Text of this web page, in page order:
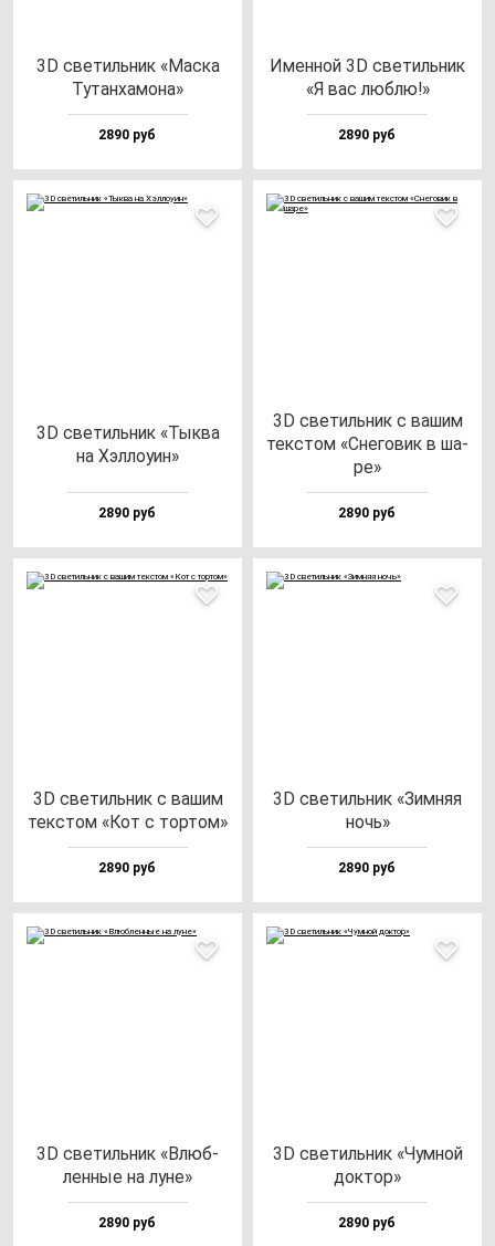
3D све­тиль­ник «Мас­ка
Тутан­ха­мо­на»
2890 руб
Имен­ной 3D све­тиль­ник
«Я вас люб­лю!»
2890 руб
3D све­тиль­ник «Тык­ва
на Хэл­ло­уин»
2890 руб
3D све­тиль­ник с ва­шим
тек­стом «Сне­го­вик в ша­
ре»
2890 руб
3D све­тиль­ник с ва­шим
тек­стом «Кот с тор­том»
2890 руб
3D све­тиль­ник «Зим­няя
ночь»
2890 руб
3D све­тиль­ник «Влюб­
лен­ные на лу­не»
2890 руб
3D све­тиль­ник «Чум­ной
док­тор»
2890 руб